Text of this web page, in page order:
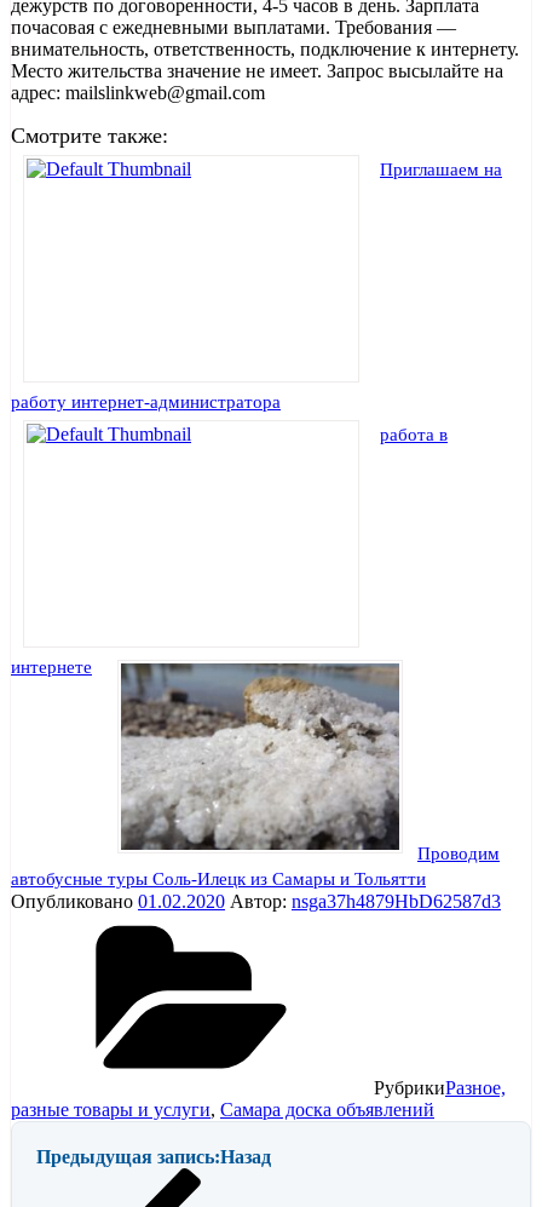
дежурств по договоренности, 4-5 часов в день. Зарплата
почасовая с ежедневными выплатами. Требования —
внимательность, ответственность, подключение к интернету.
Место жительства значение не имеет. Запрос высылайте на
адрес: mailslinkweb@gmail.com
Смотрите также:
Приглашаем на
работу интернет-администратора
работа в
интернете
Проводим
автобусные туры Соль-Илецк из Самары и Тольятти
Опубликовано 01.02.2020 Автор: nsga37h4879HbD62587d3
РубрикиРазное,
разные товары и услуги, Самара доска объявлений
Предыдущая запись:Назад